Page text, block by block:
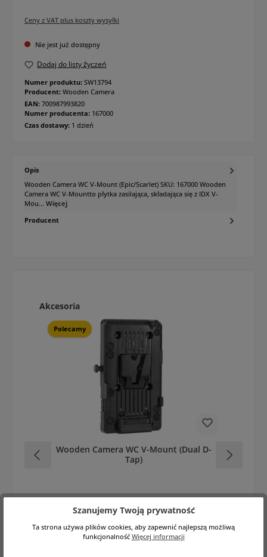
Ceny z VAT plus koszty wysyłki
Nie jest już dostępny
Dodaj do listy życzeń
Numer produktu: SW13794
Producent: Wooden Camera
EAN: 700987993820
Numer producenta: 167000
Czas dostawy: 1 dzień
Opis
Wooden Camera WC V-Mount (Epic/Scarlet) SKU: 167000 Wooden
Camera WC V-Mountto płytka zasilająca, składająca się z IDX V-
Mou… Więcej
Producent
Pomiń galerię produktów
Akcesoria
Polecamy
Wooden Camera WC V-Mount (Dual D-
Tap)
Szanujemy Twoją prywatność
Ta strona używa plików cookies, aby zapewnić najlepszą możliwą
funkcjonalność Więcej informacji